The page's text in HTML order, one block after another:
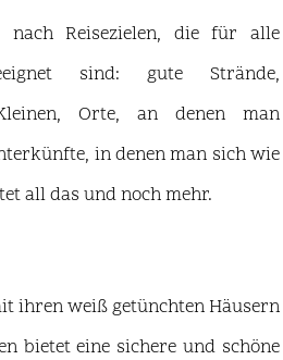
nach Reisezielen, die für alle
sind: gute Strände,
Orte, an denen man
in denen man sich wie
all das und noch mehr.
ihren weiß getünchten Häusern
bietet eine sichere und schöne